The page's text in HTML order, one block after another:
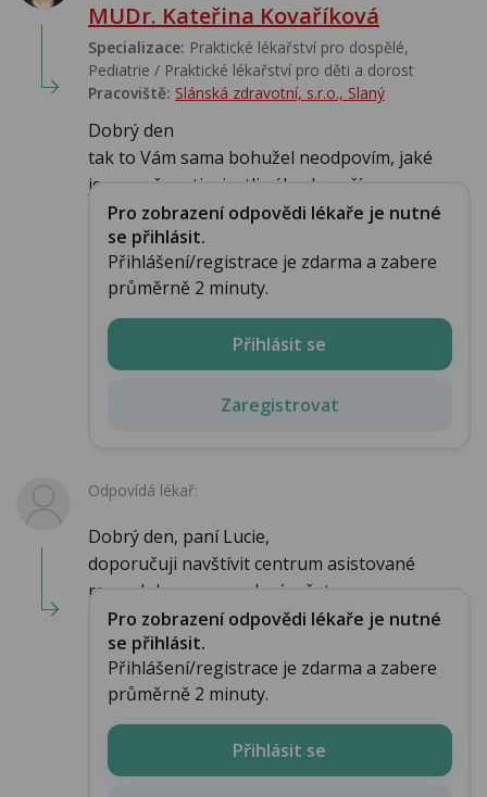
MUDr. Kateřina Kovaříková
Specializace: Praktické lékařství pro dospělé,
Pediatrie / Praktické lékařství pro děti a dorost
Pracoviště: Slánská zdravotní, s.r.o., Slaný
Dobrý den
tak to Vám sama bohužel neodpovím, jaké
jsou možnosti a jestli zákrok a příprav...
Pro zobrazení odpovědi lékaře je nutné
se přihlásit.
Přihlášení/registrace je zdarma a zabere
průměrně 2 minuty.
Přihlásit se
Zaregistrovat
Odpovídá lékař:
Dobrý den, paní Lucie,
doporučuji navštívit centrum asistované
reprodukce a provedení vyšet...
Pro zobrazení odpovědi lékaře je nutné
se přihlásit.
Přihlášení/registrace je zdarma a zabere
průměrně 2 minuty.
Přihlásit se